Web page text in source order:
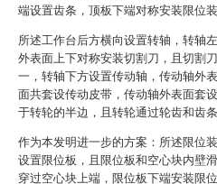
端设置齿条，顶板下端对称安装限位
所述工作台后方横向设置转轴，转轴
外表面上下对称安装切割刀，且切割
一，转轴下方设置传动轴，传动轴外
面共套设传动皮带，传动轴外表面套
于转轮的半边，且转轮通过轮齿和齿条
作为本发明进一步的方案：所述限位
设置限位板，且限位板和空心块内壁
穿过空心块上端，限位板下端安装限位